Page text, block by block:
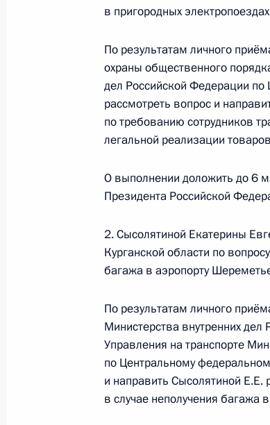
О ходе исполнения
конференц-связи
Президента Российской
Федерации – начальником
Российской Федерации
Федерации по приёму
3 апреля 2025 года,
3 апреля 2025 года по
руководитель Управления
в Приёмной Президента
личный приём граждан
3 апреля 2025 года, 15:55
в пригородных
По результатам личного
охраны общественного
дел Российской Федерации по
рассмотреть вопрос и
по требованию сотрудников
легальной реализации
О выполнении доложить до 6
Президента Российской
2. Сысолятиной Екатерины
Курганской области по
багажа в аэропорту
По результатам личного
Министерства внутренних
Управления на транспорте
по Центральному
и направить Сысолятиной Е.Е.
в случае неполучения багажа